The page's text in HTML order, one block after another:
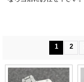
1 2